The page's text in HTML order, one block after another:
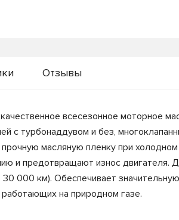
Отзывы
всесезонное моторное
с турбонаддувом и без,
масляную пленку при
и предотвращают износ
30 000 км). Обеспечивает
на природном газе.